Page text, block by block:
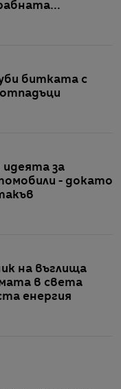
битката с
за
- докато
на въглища
в света
енергия